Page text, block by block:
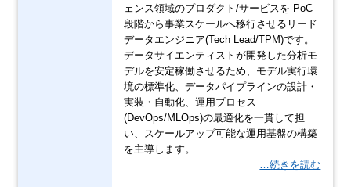
ェンス領域のプロダクト/サービスを PoC
段階から事業スケールへ移行させるリード
データエンジニア(Tech Lead/TPM)です。
データサイエンティストが開発した分析モ
デルを安定稼働させるため、モデル実行環
境の標準化、データパイプラインの設計・
実装・自動化、運用プロセス
(DevOps/MLOps)の最適化を一貫して担
い、スケールアップ可能な運用基盤の構築
を主導します。
…続きを読む